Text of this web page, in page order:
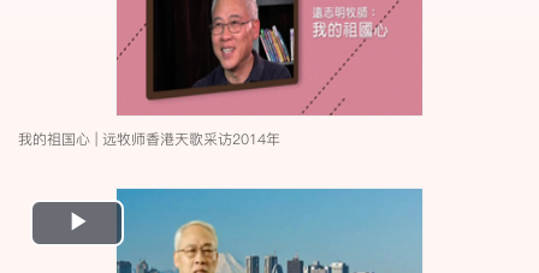
我的祖国心 | 远牧师香港天歌采访2014年
Play
Video